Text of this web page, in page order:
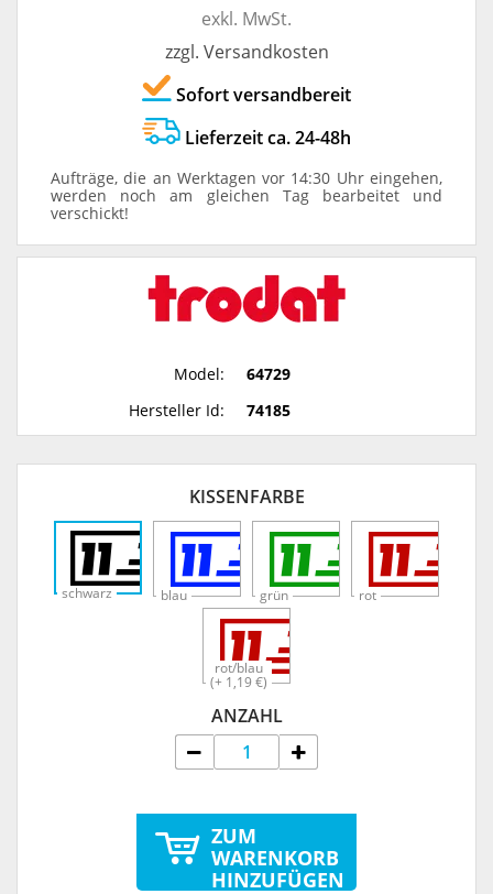
exkl. MwSt.
zzgl. Versandkosten
Sofort versandbereit
Lieferzeit ca. 24-48h
Aufträge, die an Werktagen vor 14:30 Uhr eingehen,
werden noch am gleichen Tag bearbeitet und
verschickt!
Model:
64729
Hersteller Id:
74185
KISSENFARBE
schwarz blau grün rot
rot/blau
(+ 1,19 €)
ANZAHL
ZUM
WARENKORB
HINZUFÜGEN